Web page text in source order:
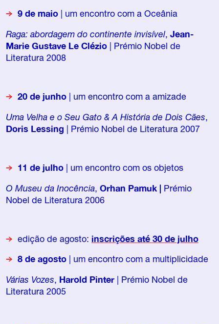
9 de maio | um encontro com a Oceânia
Raga: abordagem do continente invisível, Jean-
Marie Gustave Le Clézio | Prémio Nobel de
Literatura 2008
20 de junho | um encontro com a amizade
Uma Velha e o Seu Gato & A História de Dois Cães,
Doris Lessing | Prémio Nobel de Literatura 2007
11 de julho | um encontro com os objetos
O Museu da Inocência, Orhan Pamuk | Prémio
Nobel de Literatura 2006
edição de agosto: inscrições até 30 de julho
8 de agosto | um encontro com a multiplicidade
Várias Vozes, Harold Pinter | Prémio Nobel de
Literatura 2005